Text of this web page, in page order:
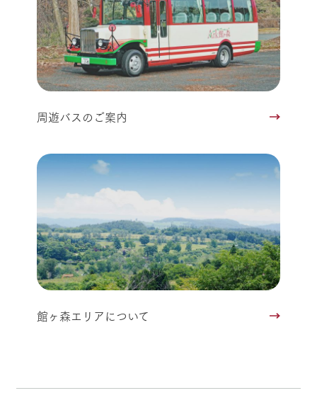
周遊バスのご案内
館ヶ森エリアについて